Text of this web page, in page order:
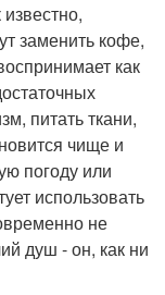
заменить кофе,
как
питать ткани,
чище и
погоду или
использовать
не
душ - он, как ни